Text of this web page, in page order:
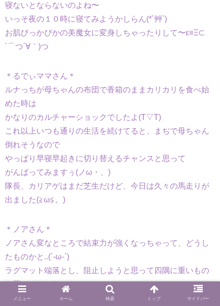
寝ないとならないのよね〜
いっそ夜の１０時に寝てみようかしらん(*´艸`)
お肌ぴっかぴかの美魔女に変身しちゃったりして〜ε≡Ξ⊂
´⌒つ´∀｀)つ
＊るでぃママさん＊
ルナっちが母ちゃんの布団で香箱のままカリカリを食べ始
めた時は
かなりのカルチャーショックでしたよ(T▽T)
これ以上いつも通りの生活を続けてると、まぢで母ちゃん
倒れそうなので
やっぱり早寝早起きに切り替えるチャンスと思って
がんばってみますぅ(ノω・、)
隊長、カリアゲはまだ芝生だけど、今日は久々の馬走りが
出ました(≧ω≦。)
＊ノアさん＊
ノアさん変なところで結束力が強くなっちゃって、どうし
たものかと..(´-ω-`)
ラグマット端落とし、阻止しようと思って四隅に重いもの
を置いてみたら
今朝は冷蔵庫の一番下をバコバコ引き出しながら床にぶつ
メニュー ホーム 検索 トップ サイドバー